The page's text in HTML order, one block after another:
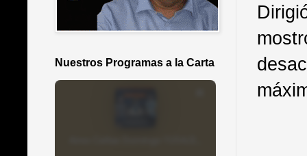
Nuestros Programas a la Carta